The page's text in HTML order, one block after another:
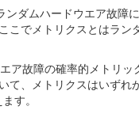
ダムハードウエア故障
でメトリクスとはラ
ア故障の確率的メトリ
、メトリクスはいず
す。